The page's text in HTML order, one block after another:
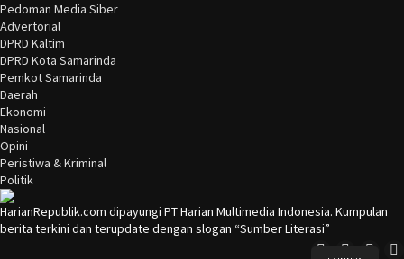
Pedoman Media Siber
Advertorial
DPRD Kaltim
DPRD Kota Samarinda
Pemkot Samarinda
Daerah
Ekonomi
Nasional
Opini
Peristiwa & Kriminal
Politik
HarianRepublik.com dipayungi PT Harian Multimedia Indonesia. Kumpulan
berita terkini dan terupdate dengan slogan “Sumber Literasi”